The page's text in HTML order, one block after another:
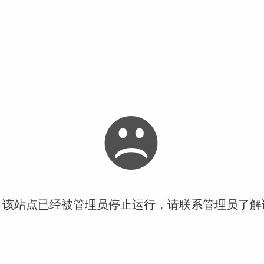
站点已经被管理员停止运行，请联系管理员了